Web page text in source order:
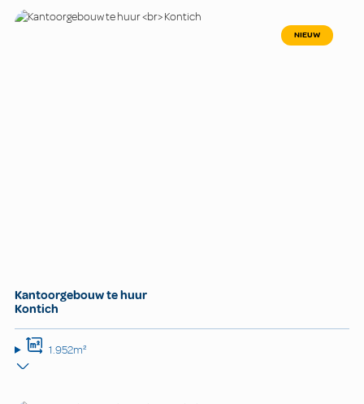
NIEUW
Kantoorgebouw te huur
Kontich
1.952m²